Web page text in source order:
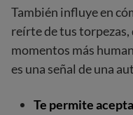
También influye en
reírte de tus torpezas,
momentos más
es una señal de una
Te permite